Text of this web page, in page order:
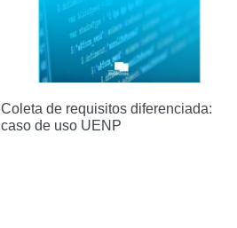
Coleta de requisitos diferenciada:
caso de uso UENP